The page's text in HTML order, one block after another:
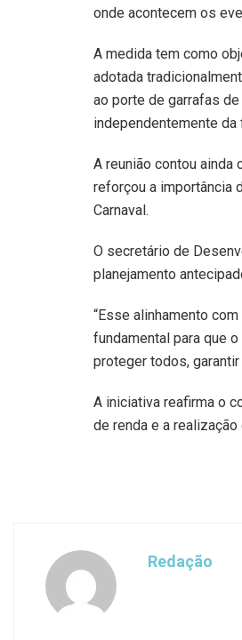
onde acontecem os
A medida tem como
adotada
ao porte de garrafas
independentemente da
A reunião contou ainda
reforçou a importância
Carnaval.
O secretário de
planejamento
“Esse alinhamento
fundamental para que
proteger todos,
A iniciativa reafirma o
de renda e a
Redação